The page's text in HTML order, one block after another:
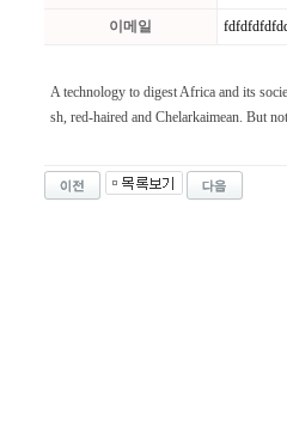
이메일
A technology to digest Africa and its
sh, red-haired and Chelarkaimean. But